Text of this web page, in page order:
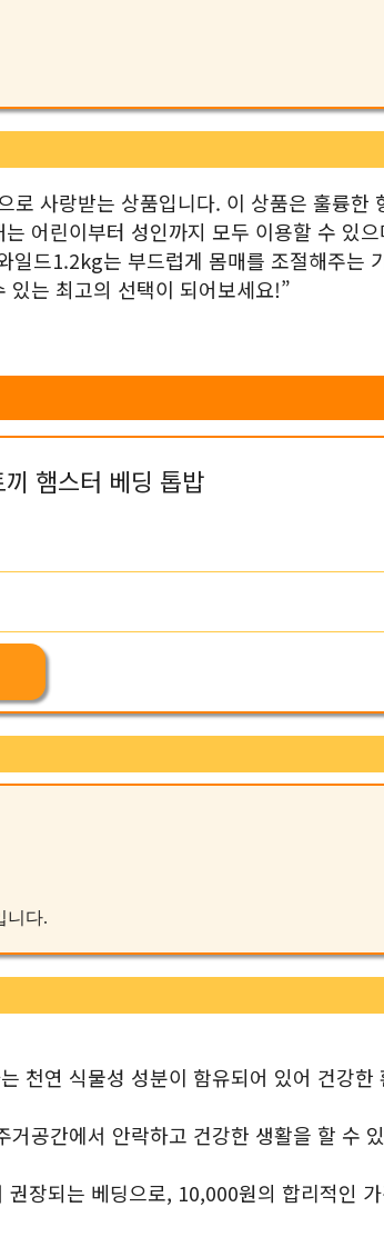
사랑받는 상품입니다. 이 상품은 훌륭한
어린이부터 성인까지 모두 이용할 수 있
일드1.2kg는 부드럽게 몸매를 조절해주는
있는 최고의 선택이 되어보세요!”
햄스터 베딩 톱밥
니다.
천연 식물성 성분이 함유되어 있어 건강한
공간에서 안락하고 건강한 생활을 할 수
장되는 베딩으로, 10,000원의 합리적인